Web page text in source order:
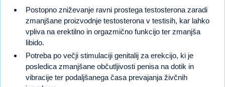
Postopno zniževanje ravni prostega testosterona zaradi
zmanjšane proizvodnje testosterona v testisih, kar lahko
vpliva na erektilno in orgazmično funkcijo ter zmanjša
libido.
Potreba po večji stimulaciji genitalij za erekcijo, ki je
posledica zmanjšane občutljivosti penisa na dotik in
vibracije ter podaljšanega časa prevajanja živčnih